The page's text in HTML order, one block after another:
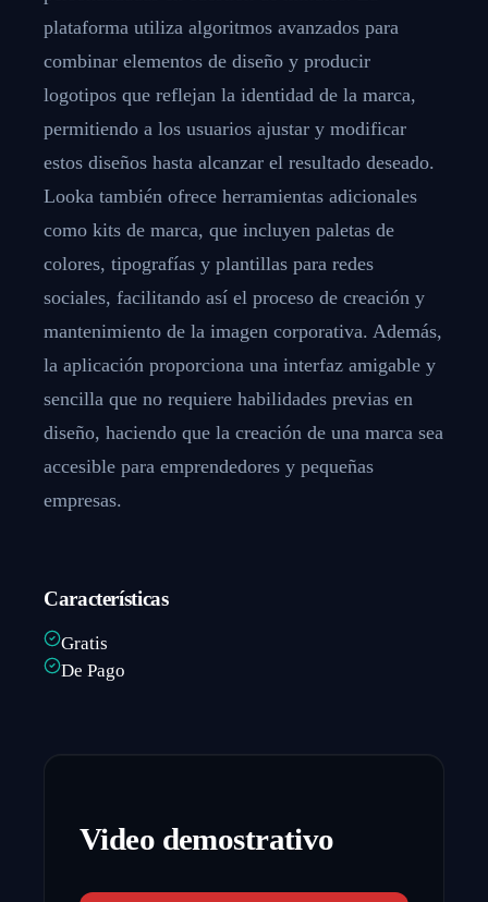
plataforma utiliza algoritmos avanzados para
combinar elementos de diseño y producir
logotipos que reflejan la identidad de la marca,
permitiendo a los usuarios ajustar y modificar
estos diseños hasta alcanzar el resultado deseado.
Looka también ofrece herramientas adicionales
como kits de marca, que incluyen paletas de
colores, tipografías y plantillas para redes
sociales, facilitando así el proceso de creación y
mantenimiento de la imagen corporativa. Además,
la aplicación proporciona una interfaz amigable y
sencilla que no requiere habilidades previas en
diseño, haciendo que la creación de una marca sea
accesible para emprendedores y pequeñas
empresas.
Características
Gratis
De Pago
Video demostrativo